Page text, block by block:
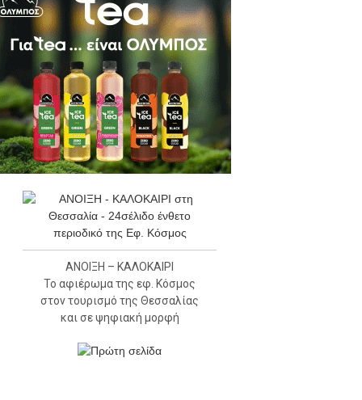
ΑΝΟΙΞΗ – ΚΑΛΟΚΑΙΡΙ
Το αφιέρωμα της εφ. Κόσμος
στον τουρισμό της Θεσσαλίας
και σε ψηφιακή μορφή